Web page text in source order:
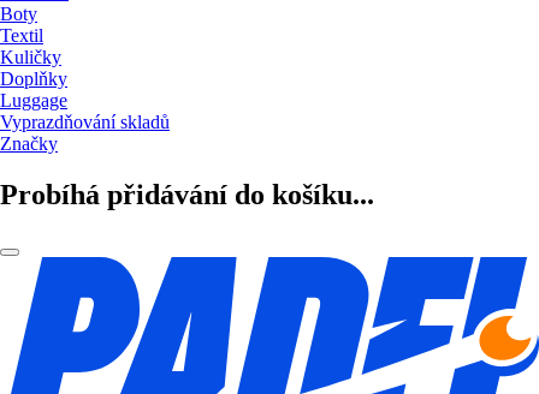
Boty
Textil
Kuličky
Doplňky
Luggage
Vyprazdňování skladů
Značky
Probíhá přidávání do košíku...